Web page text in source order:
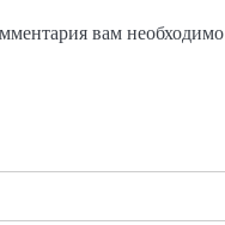
вам необходимо